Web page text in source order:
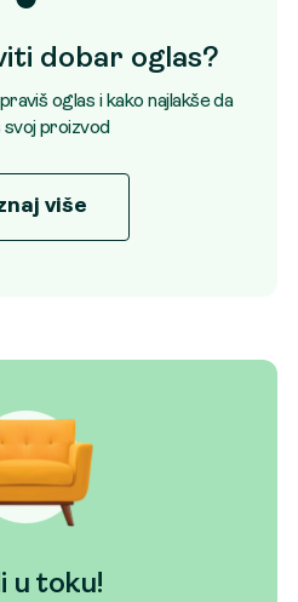
dobar oglas?
oglas i kako najlakše da
proizvod
više
u toku!